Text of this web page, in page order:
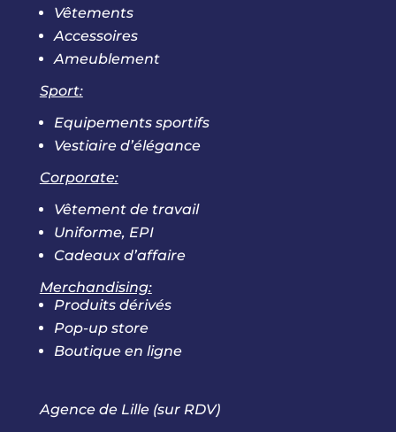
Vêtements
Accessoires
Ameublement
Sport:
Equipements sportifs
Vestiaire d’élégance
Corporate:
Vêtement de travail
Uniforme, EPI
Cadeaux d’affaire
Merchandising:
Produits dérivés
Pop-up store
Boutique en ligne
Agence de Lille (sur RDV)